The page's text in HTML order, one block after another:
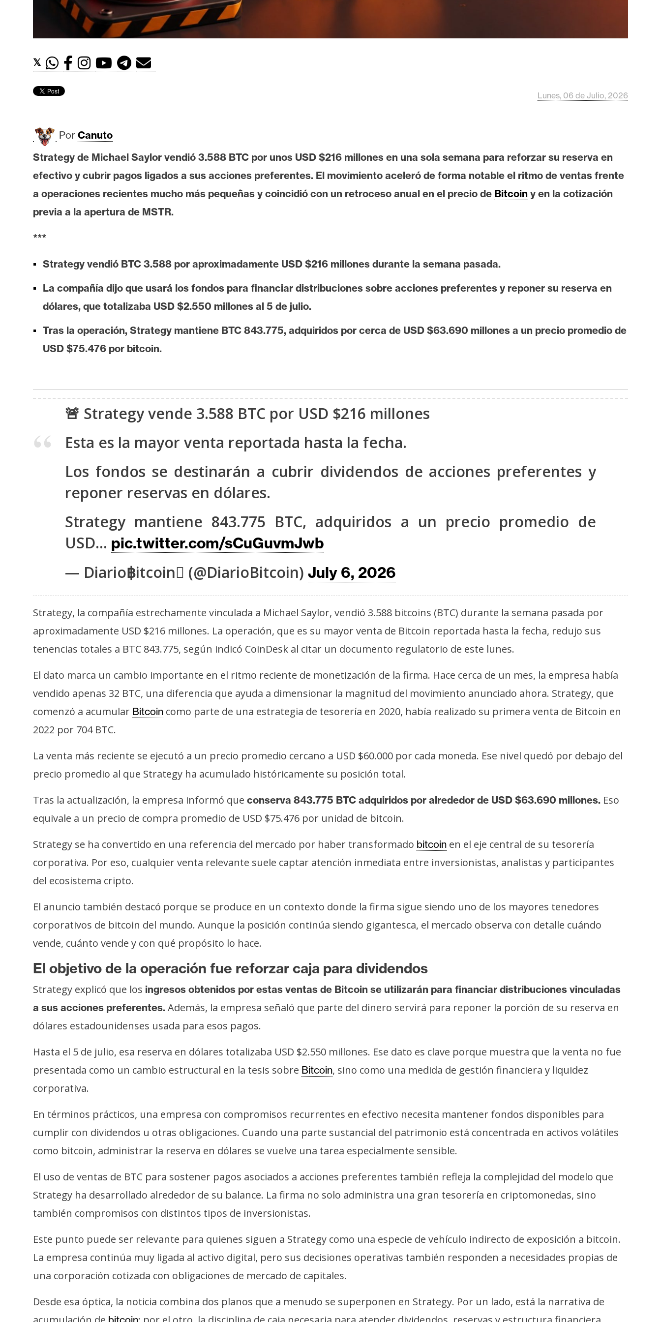
e
e
m
I
A
A
á
l
s
s
t
P
n
s
e
c
r
s
s
C
o
c
o
y
u
b
i
i
d
𝕏
Lunes, 06 de Julio, 2026
Por Canuto
Strategy de Michael Saylor vendió 3.588 BTC por unos USD $216 millones en una sola semana para reforzar su reserva en
efectivo y cubrir pagos ligados a sus acciones preferentes. El movimiento aceleró de forma notable el ritmo de ventas frente
a operaciones recientes mucho más pequeñas y coincidió con un retroceso anual en el precio de Bitcoin y en la cotización
previa a la apertura de MSTR.
***
Strategy vendió BTC 3.588 por aproximadamente USD $216 millones durante la semana pasada.
La compañía dijo que usará los fondos para financiar distribuciones sobre acciones preferentes y reponer su reserva en
dólares, que totalizaba USD $2.550 millones al 5 de julio.
Tras la operación, Strategy mantiene BTC 843.775, adquiridos por cerca de USD $63.690 millones a un precio promedio de
USD $75.476 por bitcoin.
🚨 Strategy vende 3.588 BTC por USD $216 millones
Esta es la mayor venta reportada hasta la fecha.
Los fondos se destinarán a cubrir dividendos de acciones preferentes y
reponer reservas en dólares.
Strategy mantiene 843.775 BTC, adquiridos a un precio promedio de
USD… pic.twitter.com/sCuGuvmJwb
— Diario฿itcoin (@DiarioBitcoin) July 6, 2026
Strategy, la compañía estrechamente vinculada a Michael Saylor, vendió 3.588 bitcoins (BTC) durante la semana pasada por
aproximadamente USD $216 millones. La operación, que es su mayor venta de Bitcoin reportada hasta la fecha, redujo sus
tenencias totales a BTC 843.775, según indicó CoinDesk al citar un documento regulatorio de este lunes.
El dato marca un cambio importante en el ritmo reciente de monetización de la firma. Hace cerca de un mes, la empresa había
vendido apenas 32 BTC, una diferencia que ayuda a dimensionar la magnitud del movimiento anunciado ahora. Strategy, que
comenzó a acumular Bitcoin como parte de una estrategia de tesorería en 2020, había realizado su primera venta de Bitcoin en
2022 por 704 BTC.
La venta más reciente se ejecutó a un precio promedio cercano a USD $60.000 por cada moneda. Ese nivel quedó por debajo del
precio promedio al que Strategy ha acumulado históricamente su posición total.
Tras la actualización, la empresa informó que conserva 843.775 BTC adquiridos por alrededor de USD $63.690 millones. Eso
equivale a un precio de compra promedio de USD $75.476 por unidad de bitcoin.
Strategy se ha convertido en una referencia del mercado por haber transformado bitcoin en el eje central de su tesorería
corporativa. Por eso, cualquier venta relevante suele captar atención inmediata entre inversionistas, analistas y participantes
del ecosistema cripto.
El anuncio también destacó porque se produce en un contexto donde la firma sigue siendo uno de los mayores tenedores
corporativos de bitcoin del mundo. Aunque la posición continúa siendo gigantesca, el mercado observa con detalle cuándo
vende, cuánto vende y con qué propósito lo hace.
El objetivo de la operación fue reforzar caja para dividendos
Strategy explicó que los ingresos obtenidos por estas ventas de Bitcoin se utilizarán para financiar distribuciones vinculadas
a sus acciones preferentes. Además, la empresa señaló que parte del dinero servirá para reponer la porción de su reserva en
dólares estadounidenses usada para esos pagos.
Hasta el 5 de julio, esa reserva en dólares totalizaba USD $2.550 millones. Ese dato es clave porque muestra que la venta no fue
presentada como un cambio estructural en la tesis sobre Bitcoin, sino como una medida de gestión financiera y liquidez
corporativa.
En términos prácticos, una empresa con compromisos recurrentes en efectivo necesita mantener fondos disponibles para
cumplir con dividendos u otras obligaciones. Cuando una parte sustancial del patrimonio está concentrada en activos volátiles
como bitcoin, administrar la reserva en dólares se vuelve una tarea especialmente sensible.
El uso de ventas de BTC para sostener pagos asociados a acciones preferentes también refleja la complejidad del modelo que
Strategy ha desarrollado alrededor de su balance. La firma no solo administra una gran tesorería en criptomonedas, sino
también compromisos con distintos tipos de inversionistas.
Este punto puede ser relevante para quienes siguen a Strategy como una especie de vehículo indirecto de exposición a bitcoin.
La empresa continúa muy ligada al activo digital, pero sus decisiones operativas también responden a necesidades propias de
una corporación cotizada con obligaciones de mercado de capitales.
Desde esa óptica, la noticia combina dos planos que a menudo se superponen en Strategy. Por un lado, está la narrativa de